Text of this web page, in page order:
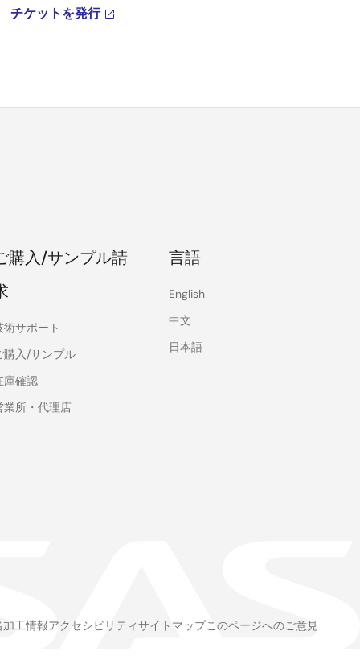
チケットを発行
購入/サンプル請
術サポート
購入/サンプル
庫確認
業所・代理店
言語
English
中文
日本語
加工情報アクセシビリティサイトマップこのページへのご意見